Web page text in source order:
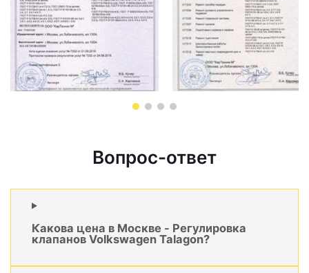
Вопрос-ответ
Какова цена в Москве - Регулировка
клапанов Volkswagen Talagon?